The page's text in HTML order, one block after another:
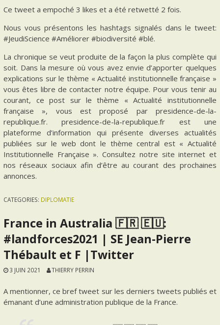
Ce tweet a empoché 3 likes et a été retwetté 2 fois.
Nous vous présentons les hashtags signalés dans le tweet:
#JeudiScience #Améliorer #biodiversité #blé.
La chronique se veut produite de la façon la plus complète qui
soit. Dans la mesure où vous avez envie d’apporter quelques
explications sur le thème « Actualité institutionnelle française »
vous êtes libre de contacter notre équipe. Pour vous tenir au
courant, ce post sur le thème « Actualité institutionnelle
française », vous est proposé par presidence-de-la-
republique.fr. presidence-de-la-republique.fr est une
plateforme d’information qui présente diverses actualités
publiées sur le web dont le thème central est « Actualité
Institutionnelle Française ». Consultez notre site internet et
nos réseaux sociaux afin d’être au courant des prochaines
annonces.
CATEGORIES: DIPLOMATIE
France in Australia 🇫🇷 🇪🇺:
#landforces2021 | SE Jean-Pierre
Thébault et F |Twitter
3 JUIN 2021 THIERRY PERRIN
A mentionner, ce bref tweet sur les derniers tweets publiés et
émanant d’une administration publique de la France.